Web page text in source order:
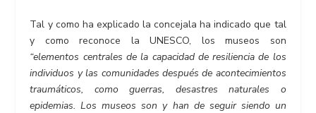
Tal y como ha explicado la concejala ha indicado que tal
y como reconoce la UNESCO, los museos son
“elementos centrales de la capacidad de resiliencia de los
individuos y las comunidades después de acontecimientos
traumáticos, como guerras, desastres naturales o
epidemias. Los museos son y han de seguir siendo un